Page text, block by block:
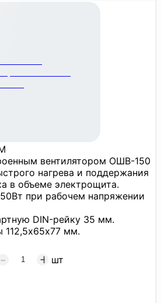
вентилятором ОШВ-150
нагрева и поддержания
в объеме электрощита.
при рабочем напряжении
DIN-рейку 35 мм.
112,5х65х77 мм.
шт